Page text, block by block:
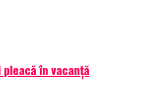
în vacanță